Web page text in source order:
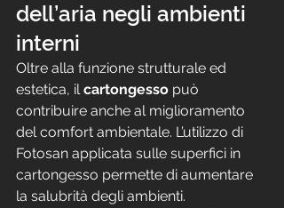
dell’aria negli ambienti
interni
Oltre alla funzione strutturale ed
estetica, il cartongesso può
contribuire anche al miglioramento
del comfort ambientale. L’utilizzo di
Fotosan applicata sulle superfici in
cartongesso permette di aumentare
la salubrità degli ambienti.